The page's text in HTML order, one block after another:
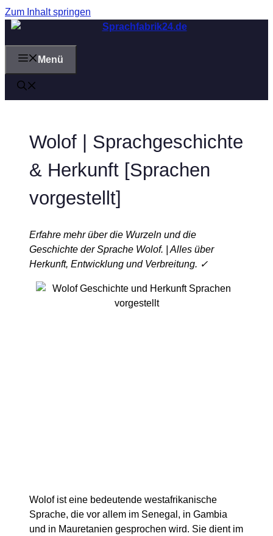
Zum Inhalt springen
Menü
Wolof | Sprachgeschichte
& Herkunft [Sprachen
vorgestellt]
Erfahre mehr über die Wurzeln und die
Geschichte der Sprache Wolof. | Alles über
Herkunft, Entwicklung und Verbreitung. ✓
Wolof ist eine bedeutende westafrikanische
Sprache, die vor allem im Senegal, in Gambia
und in Mauretanien gesprochen wird. Sie dient im